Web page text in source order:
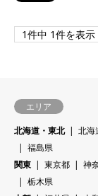
1件中 1件を表示
エリア
北海道・東北
北海
福島県
関東
東京都 神
栃木県